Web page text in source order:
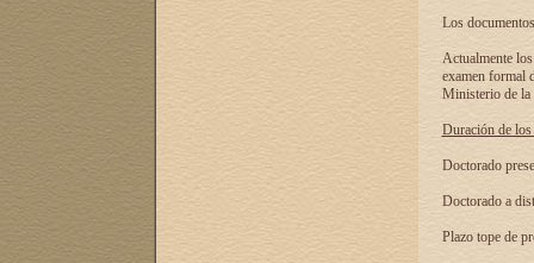
Los
Actualmente
examen formal
Ministerio de la
Duración de
Doctorado
Doctorado a
Plazo tope de